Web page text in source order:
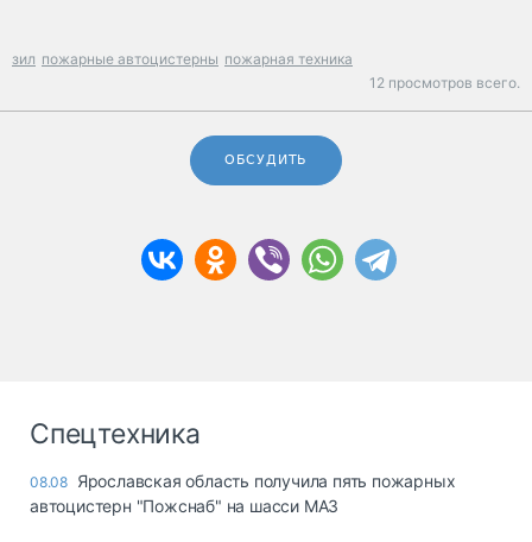
зил пожарные автоцистерны пожарная техника
12 просмотров всего.
ОБСУДИТЬ
Спецтехника
08.08 Ярославская область получила пять пожарных
автоцистерн "Пожснаб" на шасси МАЗ